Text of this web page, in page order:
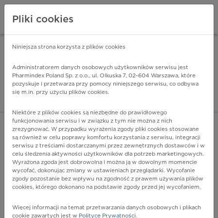
Pharmindex - lider
ZALOGUJ SIĘ
L67.0 - Łamliwość włosów węzłowa
Więcej na lekiicd10.pl
Pliki cookies
Niniejsza strona korzysta z plików cookies
Administratorem danych osobowych użytkowników serwisu jest
Pharmindex Poland Sp. z o.o., ul. Olkuska 7, 02-604 Warszawa, które
pozyskuje i przetwarza przy pomocy niniejszego serwisu, co odbywa
się m.in. przy użyciu plików cookies.
Niektóre z plików cookies są niezbędne do prawidłowego
funkcjonowania serwisu i w związku z tym nie można z nich
zrezygnować. W przypadku wyrażenia zgody pliki cookies stosowane
są również w celu poprawy komfortu korzystania z serwisu, integracji
serwisu z treściami dostarczanymi przez zewnętrznych dostawców i w
celu śledzenia aktywności użytkowników dla potrzeb marketingowych.
Wyrażona zgoda jest dobrowolna i można ją w dowolnym momencie
wycofać, dokonując zmiany w ustawieniach przeglądarki. Wycofanie
zgody pozostanie bez wpływu na zgodność z prawem używania plików
cookies, którego dokonano na podstawie zgody przed jej wycofaniem.
Więcej informacji na temat przetwarzania danych osobowych i plikach
cookie zawartych jest w Polityce Prywatności.
ZA DARMO - w Google Play INSTALUJ